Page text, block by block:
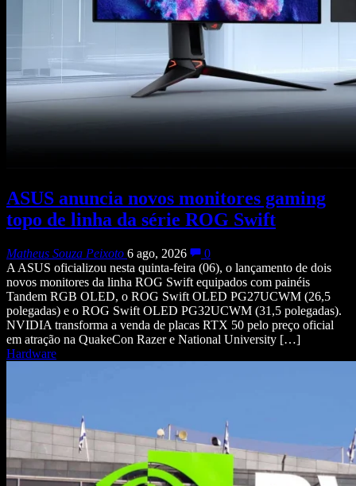
ASUS anuncia novos monitores gaming
topo de linha da série ROG Swift
Matheus Souza Peixoto 6 ago, 2026
0
A ASUS oficializou nesta quinta-feira (06), o lançamento de dois
novos monitores da linha ROG Swift equipados com painéis
Tandem RGB OLED, o ROG Swift OLED PG27UCWM (26,5
polegadas) e o ROG Swift OLED PG32UCWM (31,5 polegadas).
NVIDIA transforma a venda de placas RTX 50 pelo preço oficial
em atração na QuakeCon Razer e National University […]
Hardware